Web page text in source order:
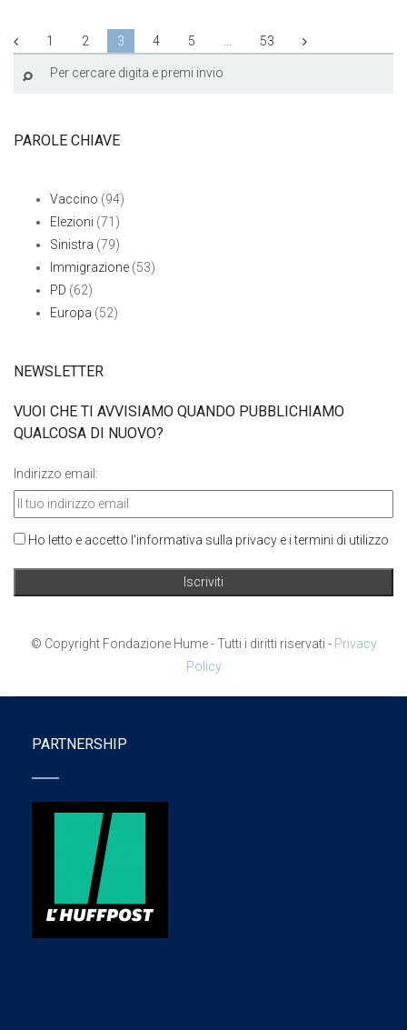
1 2 3 4 5 53
PAROLE CHIAVE
Vaccino (94)
Elezioni (71)
Sinistra (79)
Immigrazione (53)
PD (62)
Europa (52)
NEWSLETTER
VUOI CHE TI AVVISIAMO QUANDO PUBBLICHIAMO
QUALCOSA DI NUOVO?
Indirizzo email:
Ho letto e accetto l'informativa sulla privacy e i termini di utilizzo
© Copyright Fondazione Hume - Tutti i diritti riservati - Privacy
Policy
PARTNERSHIP